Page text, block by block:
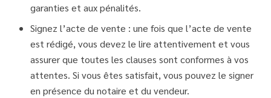
garanties et aux pénalités.
Signez l’acte de vente : une fois que l’acte de vente
est rédigé, vous devez le lire attentivement et vous
assurer que toutes les clauses sont conformes à vos
attentes. Si vous êtes satisfait, vous pouvez le signer
en présence du notaire et du vendeur.